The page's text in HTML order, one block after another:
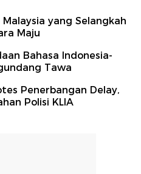
yang Selangkah
Maju
Bahasa Indonesia-
Tawa
Penerbangan Delay,
Polisi KLIA